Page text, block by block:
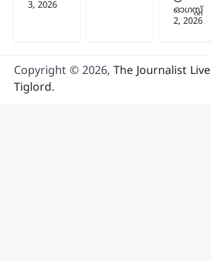
3, 2026
ഓഗസ്റ്റ്‌
2, 2026
Copyright © 2026, The Journalist Live
Tiglord.